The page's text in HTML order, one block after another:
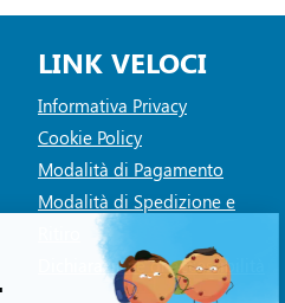
LINK VELOCI
Informativa Privacy
Cookie Policy
Modalità di Pagamento
Modalità di Spedizione e
Dichiarazione di accessibilità